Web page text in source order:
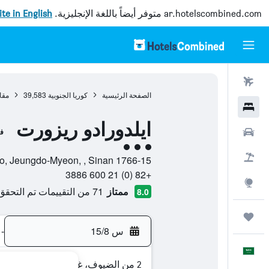
ar.hotelscombined.com متوفر أيضاً باللغة الإنجليزية. in English
الصفحة الرئيسية كوريا الجنوبية 39,583
ايلدورادو ريزورت
تقييم فئة 3
1766-15 Jidojeungdo-ro, Jeungdo-Myeon, , Sinan, مقاطعة جولانام-دو, كوريا الجنوبية
+82 (0) 21 600 3886
8.0 ممتاز 71 من التقييمات تم التحقق منها
س 15/8 -
2 من الضيوف، غرفة واحدة